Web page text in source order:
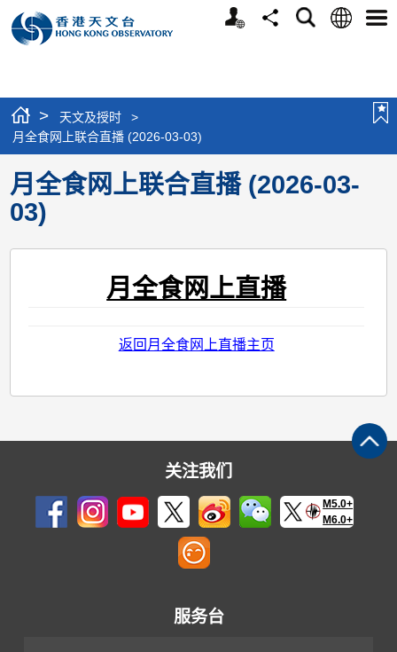
个
分
搜
语
选
> 天文及授时
>
月全食网上联合直播 (2026-03-03)
月全食网上联合直播 (2026-03-
03)
月全食网上直播
返回月全食网上直播主页
关注我们
M5.0+
M6.0+
服务台